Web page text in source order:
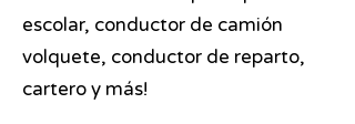
escolar, conductor de camión
volquete, conductor de reparto,
cartero y más!